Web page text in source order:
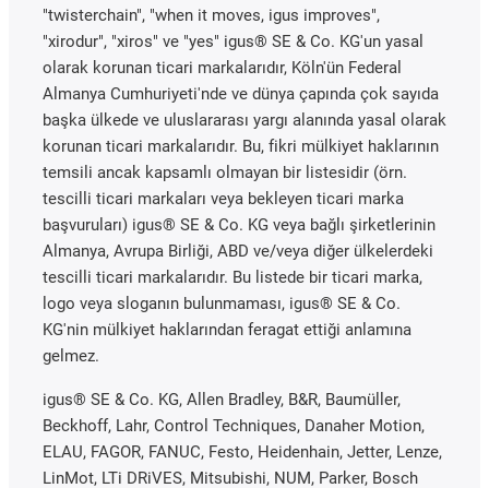
"twisterchain", "when it moves, igus improves",
"xirodur", "xiros" ve "yes" igus® SE & Co. KG'un yasal
olarak korunan ticari markalarıdır, Köln'ün Federal
Almanya Cumhuriyeti'nde ve dünya çapında çok sayıda
başka ülkede ve uluslararası yargı alanında yasal olarak
korunan ticari markalarıdır. Bu, fikri mülkiyet haklarının
temsili ancak kapsamlı olmayan bir listesidir (örn.
tescilli ticari markaları veya bekleyen ticari marka
başvuruları) igus® SE & Co. KG veya bağlı şirketlerinin
Almanya, Avrupa Birliği, ABD ve/veya diğer ülkelerdeki
tescilli ticari markalarıdır. Bu listede bir ticari marka,
logo veya sloganın bulunmaması, igus® SE & Co.
KG'nin mülkiyet haklarından feragat ettiği anlamına
gelmez.
igus® SE & Co. KG, Allen Bradley, B&R, Baumüller,
Beckhoff, Lahr, Control Techniques, Danaher Motion,
ELAU, FAGOR, FANUC, Festo, Heidenhain, Jetter, Lenze,
LinMot, LTi DRiVES, Mitsubishi, NUM, Parker, Bosch